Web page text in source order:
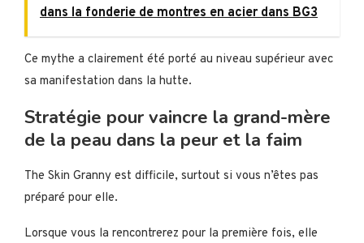
dans la fonderie de montres en acier dans BG3
Ce mythe a clairement été porté au niveau supérieur avec
sa manifestation dans la hutte.
Stratégie pour vaincre la grand-mère
de la peau dans la peur et la faim
The Skin Granny est difficile, surtout si vous n’êtes pas
préparé pour elle.
Lorsque vous la rencontrerez pour la première fois, elle